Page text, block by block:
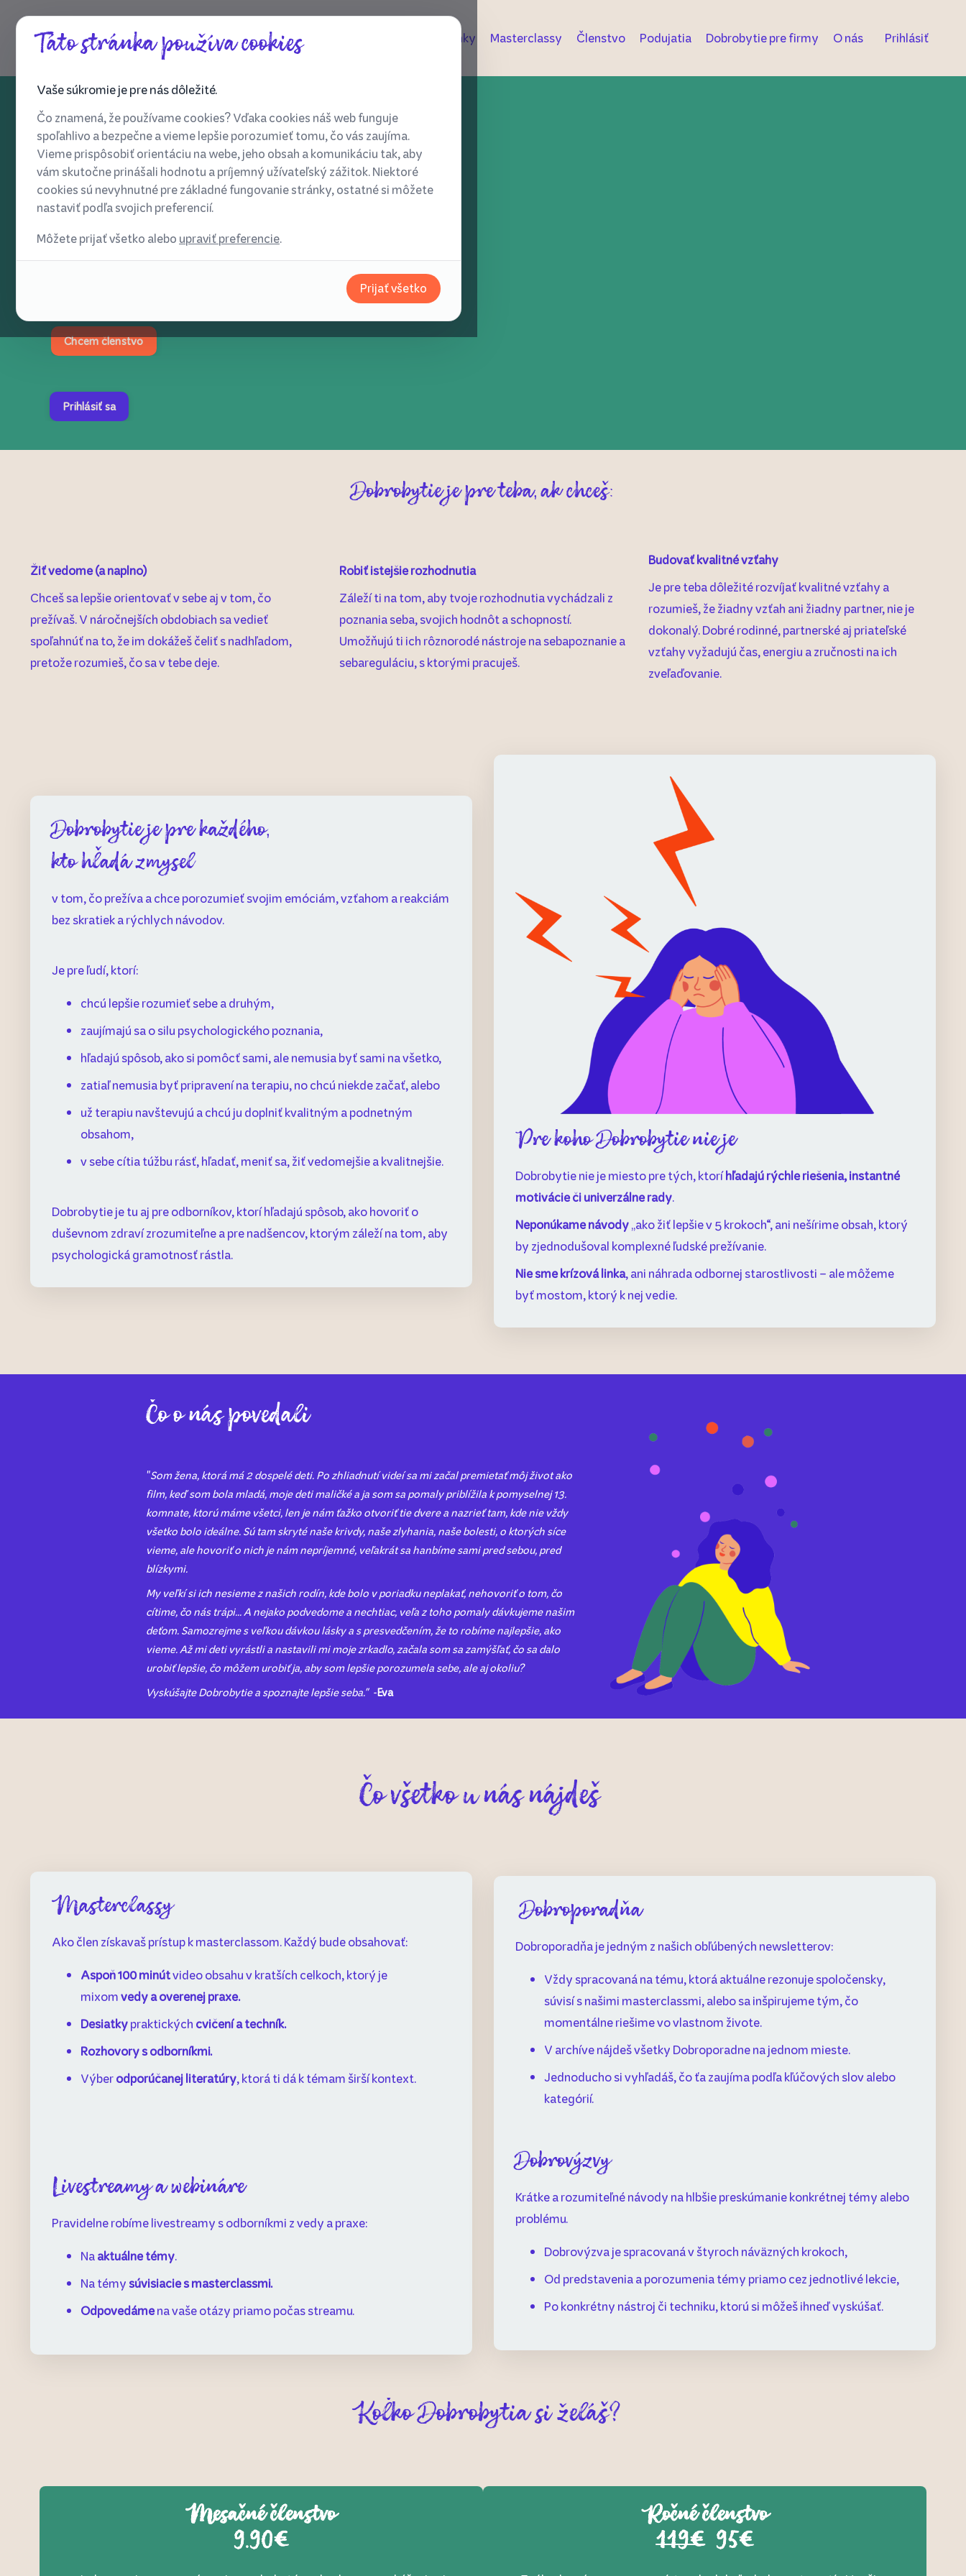
Novinky Masterclassy Členstvo Podujatia Dobrobytie pre firmy O nás Prihlásiť
Vítaj na ceste za Tvojou duševnou
pohodou
overené poznatky, praktické nástroje
Chcem členstvo
Prihlásiť sa
Dobrobytie je pre teba, ak chceš:
Žiť vedome (a naplno)
Chceš sa lepšie orientovať v sebe aj v tom, čo
prežívaš. V náročnejších obdobiach sa vedieť
spoľahnúť na to, že im dokážeš čeliť s nadhľadom,
pretože rozumieš, čo sa v tebe deje.
Robiť istejšie rozhodnutia
Záleží ti na tom, aby tvoje rozhodnutia vychádzali z
poznania seba, svojich hodnôt a schopností.
Umožňujú ti ich rôznorodé nástroje na sebapoznanie a
sebareguláciu, s ktorými pracuješ.
Budovať kvalitné vzťahy
Je pre teba dôležité rozvíjať kvalitné vzťahy a
rozumieš, že žiadny vzťah ani žiadny partner, nie je
dokonalý. Dobré rodinné, partnerské aj priateľské
vzťahy vyžadujú čas, energiu a zručnosti na ich
zveľaďovanie.
Dobrobytie je pre každého,
kto hľadá zmysel
v tom, čo prežíva a chceporozumieť svojim emóciám, vzťahom a reakciám
bez skratiek a rýchlych návodov.
Je pre ľudí, ktorí:
chcú lepšie rozumieť sebe a druhým,
zaujímajú sa o silu psychologického poznania,
hľadajú spôsob, ako si pomôcť sami, ale nemusia byť sami na všetko,
zatiaľ nemusia byť pripravení na terapiu, no chcú niekde začať, alebo
už terapiu navštevujú a chcú ju doplniť kvalitným a podnetným
obsahom,
v sebe cítia túžbu rásť, hľadať, meniť sa, žiť vedomejšie a kvalitnejšie.
Dobrobytie je tu aj pre odborníkov, ktorí hľadajú spôsob, ako hovoriť o
duševnom zdraví zrozumiteľne a pre nadšencov, ktorým záleží na tom, aby
psychologická gramotnosť rástla.
Pre koho Dobrobytie nie je
Dobrobytie nie je miesto pre tých, ktoríhľadajú rýchle riešenia, instantné
motivácie či univerzálne rady.
Neponúkame návody„ako žiť lepšie v 5 krokoch“, ani nešírime obsah, ktorý
by zjednodušoval komplexné ľudské prežívanie.
Nie sme krízová linka, ani náhrada odbornej starostlivosti – ale môžeme
byť mostom, ktorý k nej vedie.
Čo o nás povedali
"Som žena, ktorá má 2 dospelé deti. Po zhliadnutí videí sa mi začal premietať môj život ako
film, keď som bola mladá, moje deti maličké a ja som sa pomaly priblížila k pomyselnej 13.
komnate, ktorú máme všetci, len je nám ťažko otvoriť tie dvere a nazrieť tam, kde nie vždy
všetko bolo ideálne. Sú tam skryté naše krivdy, naše zlyhania, naše bolesti, o ktorých síce
vieme, ale hovoriť o nich je nám nepríjemné, veľakrát sa hanbíme sami pred sebou, pred
blízkymi.
My veľkí si ich nesieme z našich rodín, kde bolo v poriadku neplakať, nehovoriť o tom, čo
cítime, čo nás trápi... A nejako podvedome a nechtiac, veľa z toho pomaly dávkujeme našim
deťom. Samozrejme s veľkou dávkou lásky a s presvedčením, že to robíme najlepšie, ako
vieme. Až mi deti vyrástli a nastavili mi moje zrkadlo, začala som sa zamýšľať, čo sa dalo
urobiť lepšie, čo môžem urobiť ja, aby som lepšie porozumela sebe, ale aj okoliu?
Vyskúšajte Dobrobytie a spoznajte lepšie seba." -Eva
Čo všetko u nás nájdeš
Masterclassy
Ako člen získavaš prístup k masterclassom. Každý bude obsahovať:
Aspoň 100 minútvideo obsahu v kratších celkoch, ktorý je
mixomvedy a overenej praxe.
Desiatkypraktických cvičení a techník.
Rozhovory s odborníkmi.
Výberodporúčanej literatúry, ktorá ti dá k témam širší kontext.
Livestreamy a webináre
Pravidelne robíme livestreamy s odborníkmi z vedy a praxe:
Naaktuálne témy.
Na témy súvisiacie s masterclassmi.
Odpovedámena vaše otázy priamo počas streamu.
Dobroporadňa
Dobroporadňa je jedným z našich obľúbených newsletterov:
Vždy spracovaná na tému, ktorá aktuálne rezonuje spoločensky,
súvisí s našimi masterclassmi, alebo sa inšpirujeme tým, čo
momentálne riešime vo vlastnom živote.
V archíve nájdeš všetky Dobroporadne na jednom mieste.
Jednoducho si vyhľadáš, čo ťa zaujíma podľa kľúčových slov alebo
kategórií.
Dobrovýzvy
Krátke a rozumiteľné návody na hlbšie preskúmanie konkrétnej témy alebo
problému.
Dobrovýzva je spracovaná v štyroch náväzných krokoch,
Od predstavenia a porozumenia témy priamo cez jednotlivé lekcie,
Po konkrétny nástroj či techniku, ktorú si môžeš ihneď vyskúšať.
Koľko Dobrobytia si želáš?
Mesačné členstvo
9.90€
Ročné členstvo
119€ 95€
Táto stránka používa cookies
Vaše súkromie je pre nás dôležité.
Čo znamená, že používame cookies? Vďaka cookies náš web funguje
spoľahlivo a bezpečne a vieme lepšie porozumieť tomu, čo vás zaujíma.
Vieme prispôsobiť orientáciu na webe, jeho obsah a komunikáciu tak, aby
vám skutočne prinášali hodnotu a príjemný užívateľský zážitok. Niektoré
cookies sú nevyhnutné pre základné fungovanie stránky, ostatné si môžete
nastaviť podľa svojich preferencií.
Môžete prijať všetko alebo upraviť preferencie.
Prijať všetko